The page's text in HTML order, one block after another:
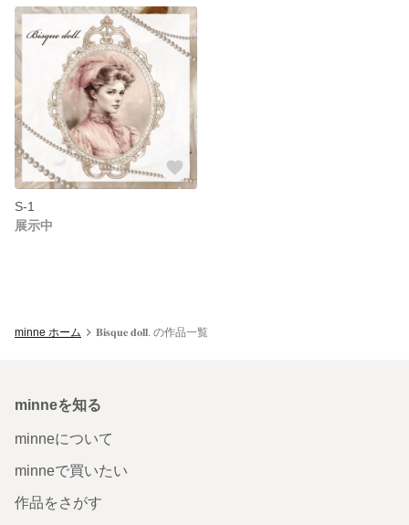
S-1
展示中
minne ホーム 𝐁𝐢𝐬𝐪𝐮𝐞 𝐝𝐨𝐥𝐥. の作品一覧
minneを知る
minneについて
minneで買いたい
作品をさがす